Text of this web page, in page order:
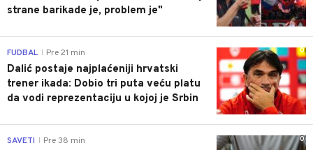
strane barikade je, problem je"
0
FUDBAL Pre 21 min
Dalić postaje najplaćeniji hrvatski
trener ikada: Dobio tri puta veću platu
da vodi reprezentaciju u kojoj je Srbin
0
SAVETI Pre 38 min